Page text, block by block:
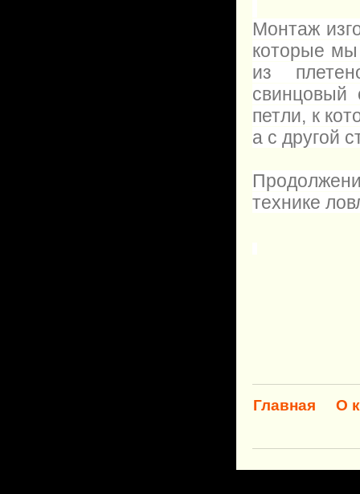
Монтаж
которые
из
свинцовый
петли, к
а с другой
технике
Главная О